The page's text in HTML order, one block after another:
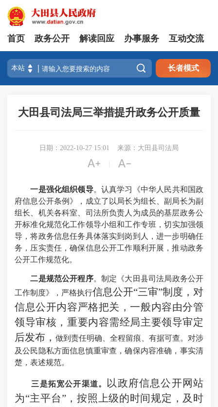
首页 政务公开 解读回应 办事服务 互动交流
 长者模式
大田县司法局三举措提升政务公开质量
日期：2022-10-27 15:01 来源：大田县司法局
 
一是强化组织领导。认真学习《中华人民共和国政
府信息公开条例》，成立了以局长为组长、副局长为副
组长、机关各科室、司法所负责人为成员的基层政务公
开标准化规范化工作领导小组和工作专班 ，切实加强领
导，将政务信息任务具体落实到岗到人，进一步明确任
务，压实责任，确保信息公开工作顺利开展，推动政务
公开工作规范化。
二是规范公开程序。制定《大田县司法局政务公开
工作制度》，严格执行信息公开“三审”制度，对
信息公开内容严格把关，一般内容由分管
领导审核，重要内容需经局主要领导审定
后发布， 做到责任明确、全程留痕、有据可查。对涉
及公民隐私方面信息慎重审查，确保内容准确，事实清
楚，表述规范。
三是拓宽公开渠道。
以政府信息公开网站
为“主平台”，按照上级的时间规定，及时